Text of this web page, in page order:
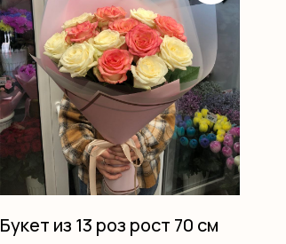
Букет из 13 роз рост 70 см